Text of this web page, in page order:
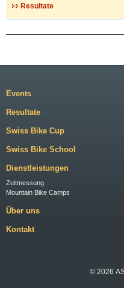
Resultate
Events
Resultate
Swiss Bike Cup
Swiss Bike School
Dienstleistungen
Zeitmessung
Mountain Bike Camps
Über uns
Kontakt
© 2026